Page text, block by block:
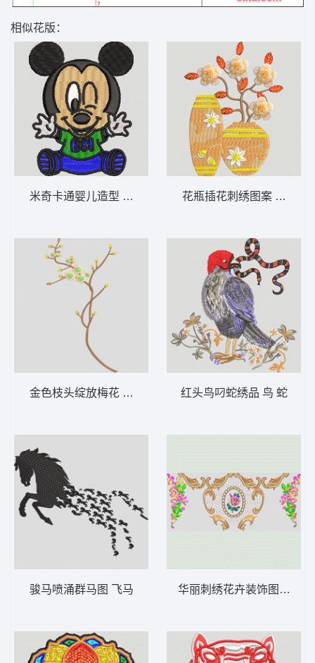
相似花版：
米奇卡通婴儿造型 米奇
金色枝头绽放梅花 汉服
骏马喷涌群马图 飞马
花瓶插花刺绣图案 瓶 花瓶
红头鸟叼蛇绣品 鸟 蛇
华丽刺绣花卉装饰图案 欧